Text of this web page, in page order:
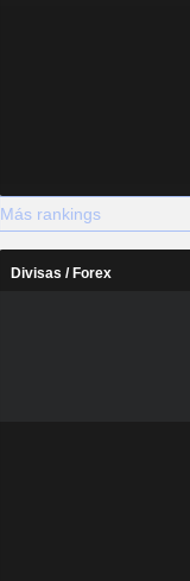
Más rankings
Divisas / Forex